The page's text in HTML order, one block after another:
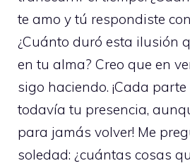
te amo y tú respondiste
¿Cuánto duró esta ilusión
en tu alma? Creo que en
sigo haciendo. ¡Cada
todavía tu presencia,
para jamás volver! Me
soledad: ¿cuántas cosas